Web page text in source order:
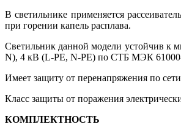
В светильнике применяется
при горении капель расплава.
Светильник данной модели устойчив к
N), 4 кВ (L-PE, N-PE) по СТБ МЭК
Имеет защиту от перенапряжения по
Класс защиты от поражения
КОМПЛЕКТНОСТЬ